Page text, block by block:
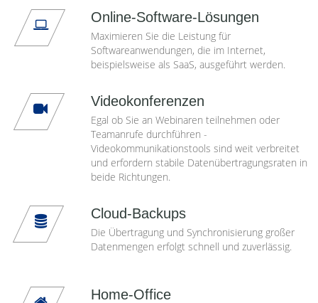
Online-Software-Lösungen
Maximieren Sie die Leistung für
Softwareanwendungen, die im Internet,
beispielsweise als SaaS, ausgeführt werden.
Videokonferenzen
Egal ob Sie an Webinaren teilnehmen oder
Teamanrufe durchführen -
Videokommunikationstools sind weit verbreitet
und erfordern stabile Datenübertragungsraten in
beide Richtungen.
Cloud-Backups
Die Übertragung und Synchronisierung großer
Datenmengen erfolgt schnell und zuverlässig.
Home-Office